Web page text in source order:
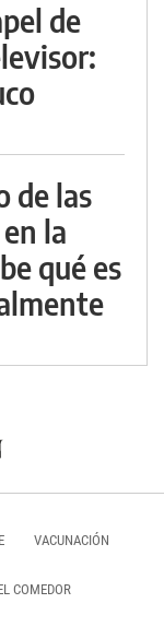
de
de las
la
qué es
VACUNACIÓN
COMEDOR